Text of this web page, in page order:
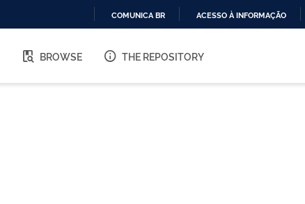
O
COMUNICA BR ACESSO À INFORMAÇÃO
BROWSE THE REPOSITORY